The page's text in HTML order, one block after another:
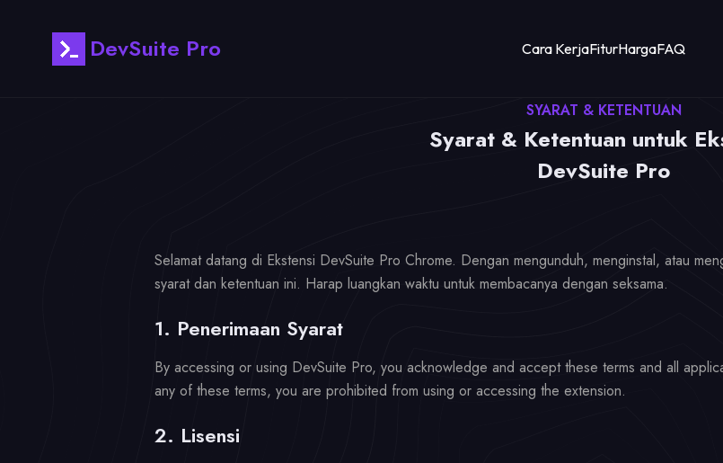
DevSuite Pro Cara KerjaFiturHargaFAQ
SYARAT & KETENTUAN
Syarat & Ketentuan untuk
DevSuite Pro
Selamat datang di Ekstensi DevSuite Pro Chrome. Dengan mengunduh, menginstal, atau
syarat dan ketentuan ini. Harap luangkan waktu untuk membacanya dengan seksama.
1. Penerimaan Syarat
By accessing or using DevSuite Pro, you acknowledge and accept these terms and all
any of these terms, you are prohibited from using or accessing the extension.
2. Lisensi